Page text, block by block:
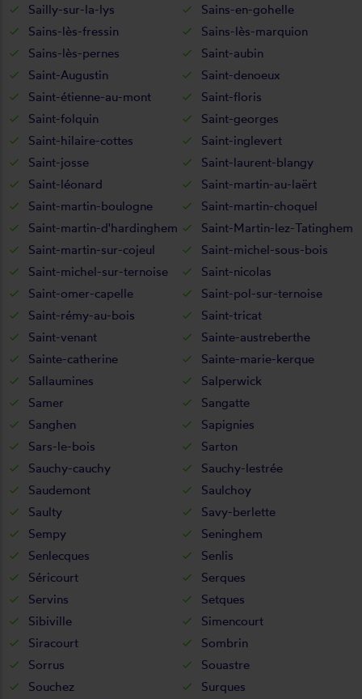
Sailly-sur-la-lys
Sains-en-gohelle
Sains-lès-fressin
Sains-lès-marquion
Sains-lès-pernes
Saint-aubin
Saint-Augustin
Saint-denoeux
Saint-étienne-au-mont
Saint-floris
Saint-folquin
Saint-georges
Saint-hilaire-cottes
Saint-inglevert
Saint-josse
Saint-laurent-blangy
Saint-léonard
Saint-martin-au-laërt
Saint-martin-boulogne
Saint-martin-choquel
Saint-martin-d'hardinghem
Saint-Martin-lez-Tatinghem
Saint-martin-sur-cojeul
Saint-michel-sous-bois
Saint-michel-sur-ternoise
Saint-nicolas
Saint-omer-capelle
Saint-pol-sur-ternoise
Saint-rémy-au-bois
Saint-tricat
Saint-venant
Sainte-austreberthe
Sainte-catherine
Sainte-marie-kerque
Sallaumines
Salperwick
Samer
Sangatte
Sanghen
Sapignies
Sars-le-bois
Sarton
Sauchy-cauchy
Sauchy-lestrée
Saudemont
Saulchoy
Saulty
Savy-berlette
Sempy
Seninghem
Senlecques
Senlis
Séricourt
Serques
Servins
Setques
Sibiville
Simencourt
Siracourt
Sombrin
Sorrus
Souastre
Souchez
Surques